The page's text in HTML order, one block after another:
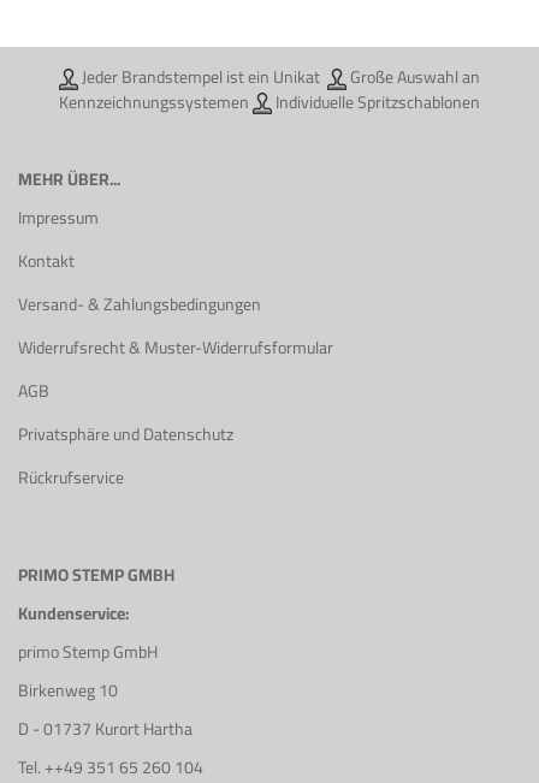
Jeder Brandstempel ist ein Unikat Große Auswahl an
Kennzeichnungssystemen Individuelle Spritzschablonen
MEHR ÜBER...
Impressum
Kontakt
Versand- & Zahlungsbedingungen
Widerrufsrecht & Muster-Widerrufsformular
AGB
Privatsphäre und Datenschutz
Rückrufservice
PRIMO STEMP GMBH
Kundenservice:
primo Stemp GmbH
Birkenweg 10
D - 01737 Kurort Hartha
Tel. ++49 351 65 260 104